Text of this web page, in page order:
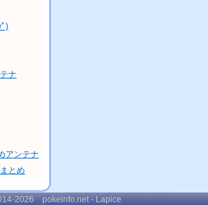
)
ナ
アンテナ
とめ
2026 pokeinfo.net - Lapice